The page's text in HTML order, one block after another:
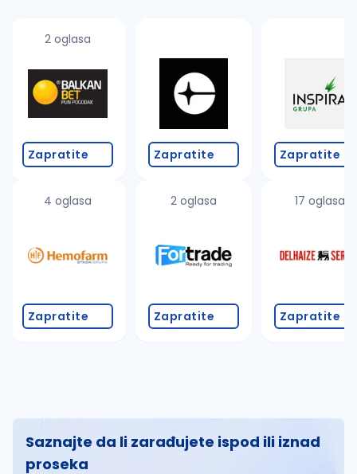
Takođe možete da:
proverite pravopisne greške (koristite č, ć, š, đ,
povećajte radijus za odabrani grad
promenite odabrane filtere pretrage
2 oglasa
Zapratite
4 oglasa
Zapratite
Zapratite
2 oglasa
Zapratite
Zapratite
17 oglasa
Zapratite
Saznajte da li zarađujete ispod ili iznad
proseka